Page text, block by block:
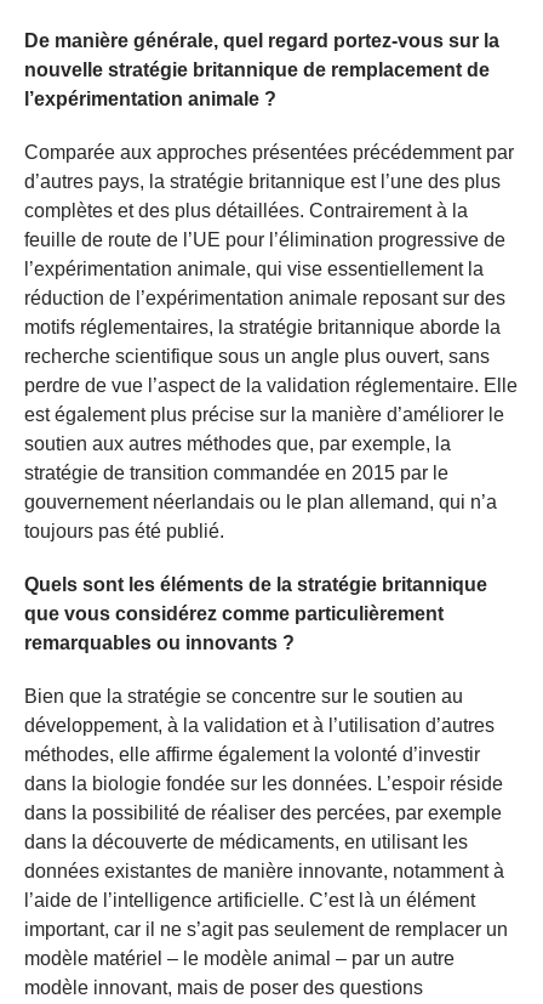
De manière générale, quel regard portez-vous sur la
nouvelle stratégie britannique de remplacement de
l’expérimentation animale ?
Comparée aux approches présentées précédemment par
d’autres pays, la stratégie britannique est l’une des plus
complètes et des plus détaillées. Contrairement à la
feuille de route de l’UE pour l’élimination progressive de
l’expérimentation animale, qui vise essentiellement la
réduction de l’expérimentation animale reposant sur des
motifs réglementaires, la stratégie britannique aborde la
recherche scientifique sous un angle plus ouvert, sans
perdre de vue l’aspect de la validation réglementaire. Elle
est également plus précise sur la manière d’améliorer le
soutien aux autres méthodes que, par exemple, la
stratégie de transition commandée en 2015 par le
gouvernement néerlandais ou le plan allemand, qui n’a
toujours pas été publié.
Quels sont les éléments de la stratégie britannique
que vous considérez comme particulièrement
remarquables ou innovants ?
Bien que la stratégie se concentre sur le soutien au
développement, à la validation et à l’utilisation d’autres
méthodes, elle affirme également la volonté d’investir
dans la biologie fondée sur les données. L’espoir réside
dans la possibilité de réaliser des percées, par exemple
dans la découverte de médicaments, en utilisant les
données existantes de manière innovante, notamment à
l’aide de l’intelligence artificielle. C’est là un élément
important, car il ne s’agit pas seulement de remplacer un
modèle matériel – le modèle animal – par un autre
modèle innovant, mais de poser des questions